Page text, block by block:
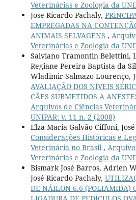
Veterinárias e Zoologia da
Jose Ricardo Pachaly,
EMPREGADAS NA
ANIMAIS SELVAGENS ,
Veterinárias e Zoologia da
Salviano Tramontin Belettini,
Regiane Pereira Baptista da
Wladimir Salmazo Lourenço,
AVALIAÇÃO DOS NÍVEIS
CÃES SUBMETIDOS A
Arquivos de Ciências
UNIPAR: v. 11 n. 2 (2008)
Elza Maria Galvão Ciffoni,
Considerações Históricas e
Veterinária no Brasil ,
Veterinárias e Zoologia da
Bismark José Barros, Adrien
José Ricardo Pachaly,
DE NÁILON 6.6 (POLIAMIDA)